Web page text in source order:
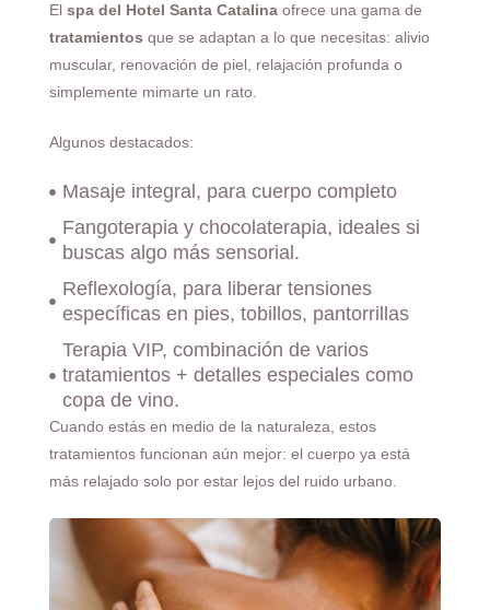
El spa del Hotel Santa Catalina ofrece una gama de
tratamientos que se adaptan a lo que necesitas: alivio
muscular, renovación de piel, relajación profunda o
simplemente mimarte un rato.
Algunos destacados:
Masaje integral, para cuerpo completo
Fangoterapia y chocolaterapia, ideales si
buscas algo más sensorial.
Reflexología, para liberar tensiones
específicas en pies, tobillos, pantorrillas
Terapia VIP, combinación de varios
tratamientos + detalles especiales como
copa de vino.
Cuando estás en medio de la naturaleza, estos
tratamientos funcionan aún mejor: el cuerpo ya está
más relajado solo por estar lejos del ruido urbano.